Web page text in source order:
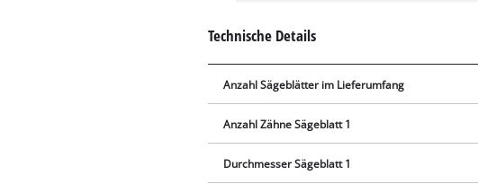
Technische Details
Anzahl Sägeblätter im Lieferumfang
Anzahl Zähne Sägeblatt 1
Durchmesser Sägeblatt 1